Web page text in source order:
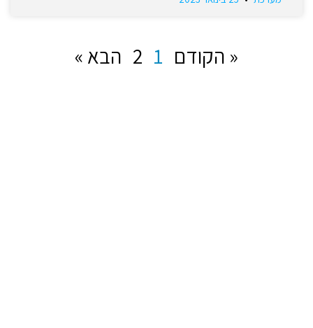
« הקודם 1
2 הבא »